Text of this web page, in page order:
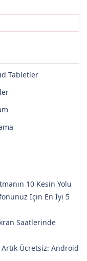
Tabletler
10 Kesin Yolu
İçin En İyi 5
Saatlerinde
Artık Ücretsiz: Android